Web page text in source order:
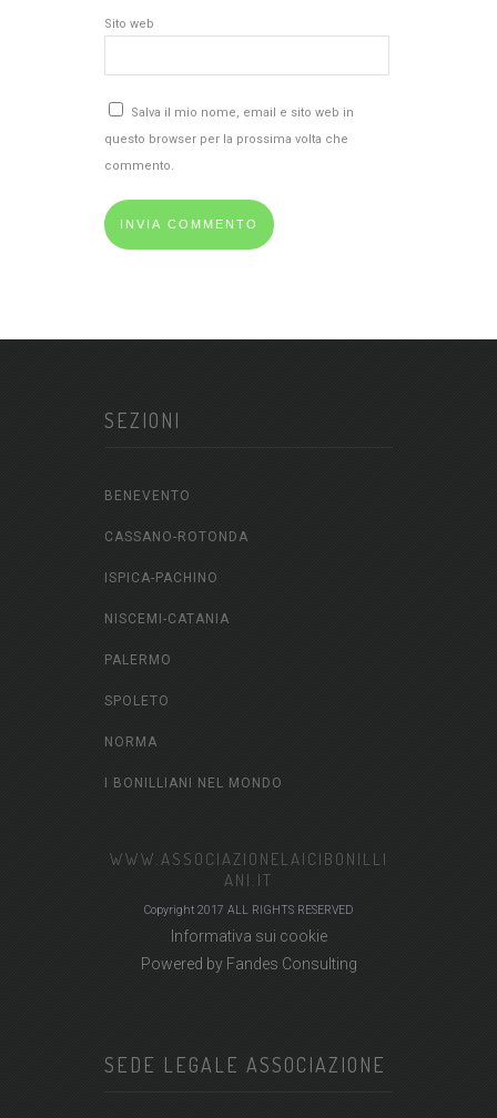
Sito web
Salva il mio nome, email e sito web in
questo browser per la prossima volta che
commento.
SEZIONI
BENEVENTO
CASSANO-ROTONDA
ISPICA-PACHINO
NISCEMI-CATANIA
PALERMO
SPOLETO
NORMA
I BONILLIANI NEL MONDO
WWW.ASSOCIAZIONELAICIBONILLI
ANI.IT
Copyright 2017 ALL RIGHTS RESERVED
Informativa sui cookie
Powered by Fandes Consulting
SEDE LEGALE ASSOCIAZIONE